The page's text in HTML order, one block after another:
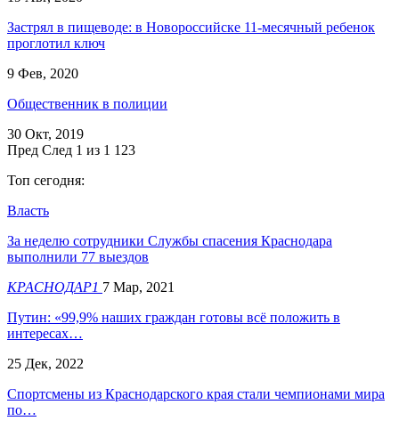
Застрял в пищеводе: в Новороссийске 11-месячный ребенок
проглотил ключ
9 Фев, 2020
Общественник в полиции
30 Окт, 2019
Пред След 1 из 1 123
Топ сегодня:
Власть
За неделю сотрудники Службы спасения Краснодара
выполнили 77 выездов
КРАСНОДАР1 7 Мар, 2021
Путин: «99,9% наших граждан готовы всё положить в
интересах…
25 Дек, 2022
Спортсмены из Краснодарского края стали чемпионами мира
по…